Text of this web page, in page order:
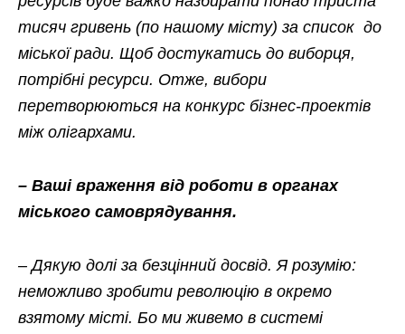
тисяч гривень (по нашому місту) за список до
міської ради. Щоб достукатись до виборця,
потрібні ресурси. Отже, вибори
перетворюються на конкурс бізнес-проектів
між олігархами.
– Ваші враження від роботи в органах
міського самоврядування.
– Дякую долі за безцінний досвід. Я розумію:
неможливо зробити революцію в окремо
взятому місті. Бо ми живемо в системі